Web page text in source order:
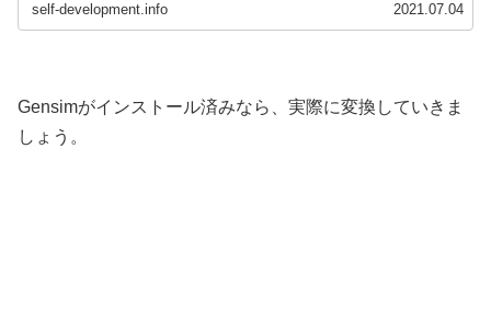
self-development.info 2021.07.04
Gensimがインストール済みなら、実際に変換していきま
しょう。